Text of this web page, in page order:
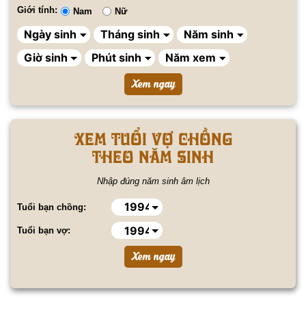
Giới tính: Nam Nữ
Xem tuổi vợ chồng
theo năm sinh
Nhập đúng năm sinh âm lịch
Tuổi bạn chồng:
Tuổi bạn vợ: